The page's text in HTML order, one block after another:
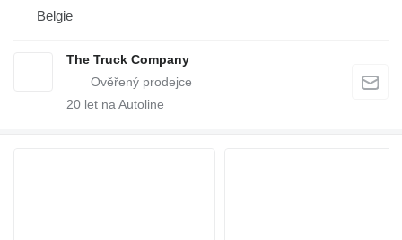
Belgie
The Truck Company
20 let na Autoline